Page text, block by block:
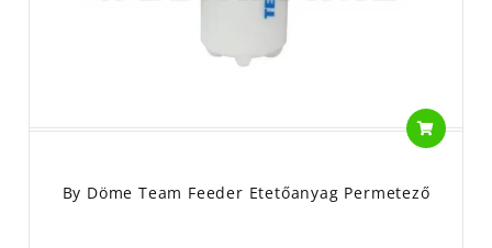
By Döme Team Feeder Etetőanyag Permetező